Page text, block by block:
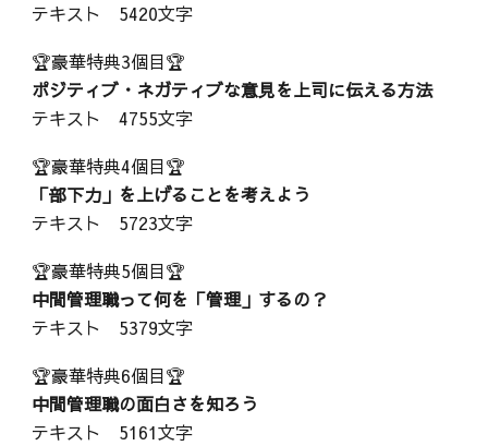
テキスト 5420文字
🏆豪華特典3個目🏆
ポジティブ・ネガティブな意見を上司に伝える方法
テキスト 4755文字
🏆豪華特典4個目🏆
「部下力」を上げることを考えよう
テキスト 5723文字
🏆豪華特典5個目🏆
中間管理職って何を「管理」するの？
テキスト 5379文字
🏆豪華特典6個目🏆
中間管理職の面白さを知ろう
テキスト 5161文字